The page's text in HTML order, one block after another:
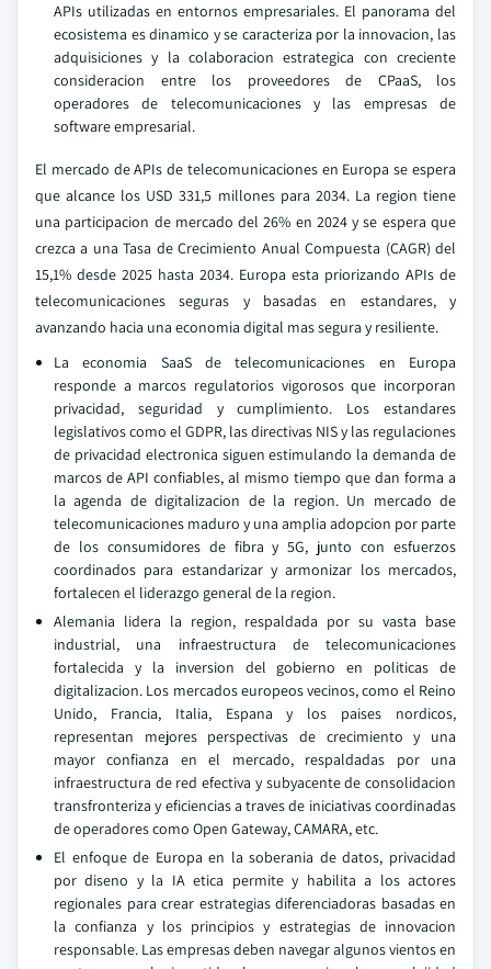
APIs utilizadas en entornos empresariales. El panorama del
ecosistema es dinamico y se caracteriza por la innovacion, las
adquisiciones y la colaboracion estrategica con creciente
consideracion entre los proveedores de CPaaS, los
operadores de telecomunicaciones y las empresas de
software empresarial.
El mercado de APIs de telecomunicaciones en Europa se espera
que alcance los USD 331,5 millones para 2034. La region tiene
una participacion de mercado del 26% en 2024 y se espera que
crezca a una Tasa de Crecimiento Anual Compuesta (CAGR) del
15,1% desde 2025 hasta 2034. Europa esta priorizando APIs de
telecomunicaciones seguras y basadas en estandares, y
avanzando hacia una economia digital mas segura y resiliente.
La economia SaaS de telecomunicaciones en Europa
responde a marcos regulatorios vigorosos que incorporan
privacidad, seguridad y cumplimiento. Los estandares
legislativos como el GDPR, las directivas NIS y las regulaciones
de privacidad electronica siguen estimulando la demanda de
marcos de API confiables, al mismo tiempo que dan forma a
la agenda de digitalizacion de la region. Un mercado de
telecomunicaciones maduro y una amplia adopcion por parte
de los consumidores de fibra y 5G, junto con esfuerzos
coordinados para estandarizar y armonizar los mercados,
fortalecen el liderazgo general de la region.
Alemania lidera la region, respaldada por su vasta base
industrial, una infraestructura de telecomunicaciones
fortalecida y la inversion del gobierno en politicas de
digitalizacion. Los mercados europeos vecinos, como el Reino
Unido, Francia, Italia, Espana y los paises nordicos,
representan mejores perspectivas de crecimiento y una
mayor confianza en el mercado, respaldadas por una
infraestructura de red efectiva y subyacente de consolidacion
transfronteriza y eficiencias a traves de iniciativas coordinadas
de operadores como Open Gateway, CAMARA, etc.
El enfoque de Europa en la soberania de datos, privacidad
por diseno y la IA etica permite y habilita a los actores
regionales para crear estrategias diferenciadoras basadas en
la confianza y los principios y estrategias de innovacion
responsable. Las empresas deben navegar algunos vientos en